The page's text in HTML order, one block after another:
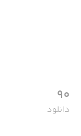
90
دانلود